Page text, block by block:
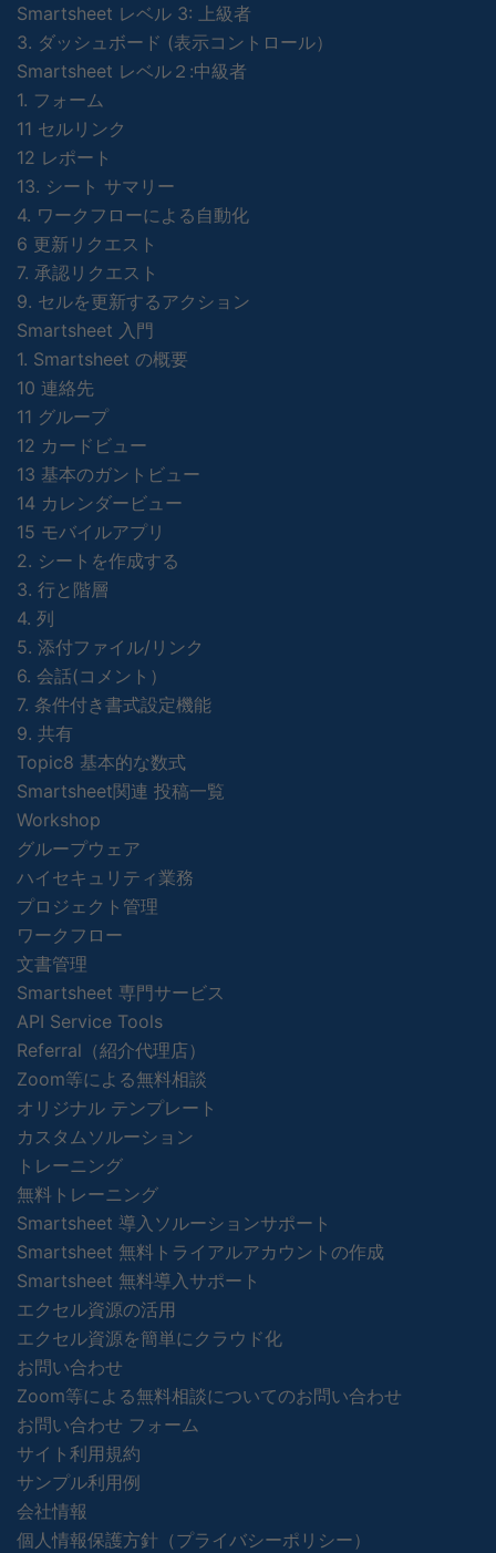
Smartsheet レベル 3: 上級者
3. ダッシュボード (表示コントロール）
Smartsheet レベル２:中級者
1. フォーム
11 セルリンク
12 レポート
13. シート サマリー
4. ワークフローによる自動化
6 更新リクエスト
7. 承認リクエスト
9. セルを更新するアクション
Smartsheet 入門
1. Smartsheet の概要
10 連絡先
11 グループ
12 カードビュー
13 基本のガントビュー
14 カレンダービュー
15 モバイルアプリ
2. シートを作成する
3. 行と階層
4. 列
5. 添付ファイル/リンク
6. 会話(コメント）
7. 条件付き書式設定機能
9. 共有
Topic8 基本的な数式
Smartsheet関連 投稿一覧
Workshop
グループウェア
ハイセキュリティ業務
プロジェクト管理
ワークフロー
文書管理
Smartsheet 専門サービス
API Service Tools
Referral（紹介代理店）
Zoom等による無料相談
オリジナル テンプレート
カスタムソルーション
トレーニング
無料トレーニング
Smartsheet 導入ソルーションサポート
Smartsheet 無料トライアルアカウントの作成
Smartsheet 無料導入サポート
エクセル資源の活用
エクセル資源を簡単にクラウド化
お問い合わせ
Zoom等による無料相談についてのお問い合わせ
お問い合わせ フォーム
サイト利用規約
サンプル利用例
会社情報
個人情報保護方針（プライバシーポリシー）